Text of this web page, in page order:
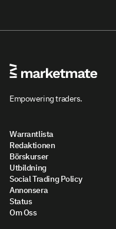
Empowering traders.
Warrantlista
Redaktionen
Börskurser
Utbildning
Social Trading Policy
Annonsera
Status
Om Oss